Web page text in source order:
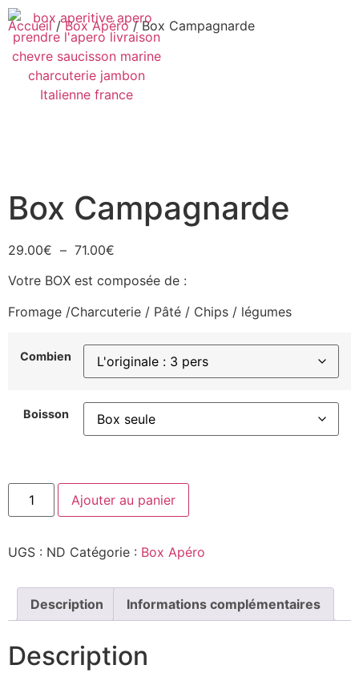
Accueil/Box Apéro/ Box Campagnarde
Box Campagnarde
29.00€ – 71.00€
Votre BOX est composée de :
Fromage /Charcuterie / Pâté / Chips / légumes
Combien
Boisson
Ajouter au panier
UGS : ND Catégorie : Box Apéro
Description Informations complémentaires
Description